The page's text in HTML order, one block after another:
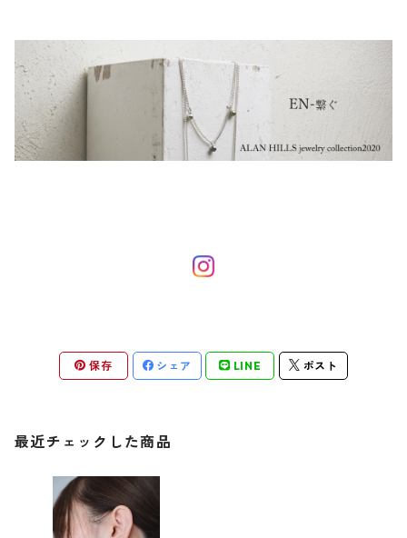
保存 シェア LINE ポスト
最近チェックした商品